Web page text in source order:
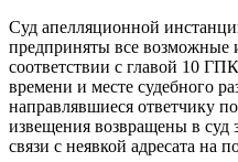
Суд апелляционной
предприняты все возможные
соответствии с главой 10
времени и месте судебного
направлявшиеся ответчику
извещения возвращены в суд
связи с неявкой адресата на